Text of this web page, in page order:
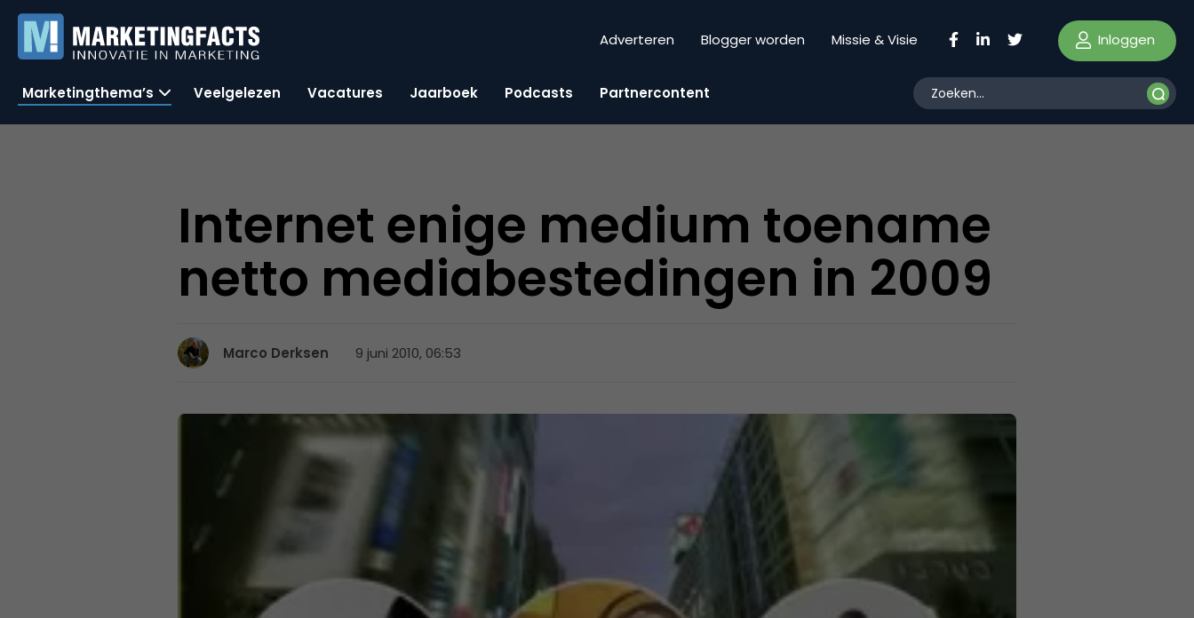
Adverteren Blogger worden Missie & Visie Inloggen
Marketingthema’s Veelgelezen Vacatures Jaarboek Podcasts Partnercontent
Internet enige medium toename
netto mediabestedingen in 2009
Marco Derksen 9 juni 2010, 06:53